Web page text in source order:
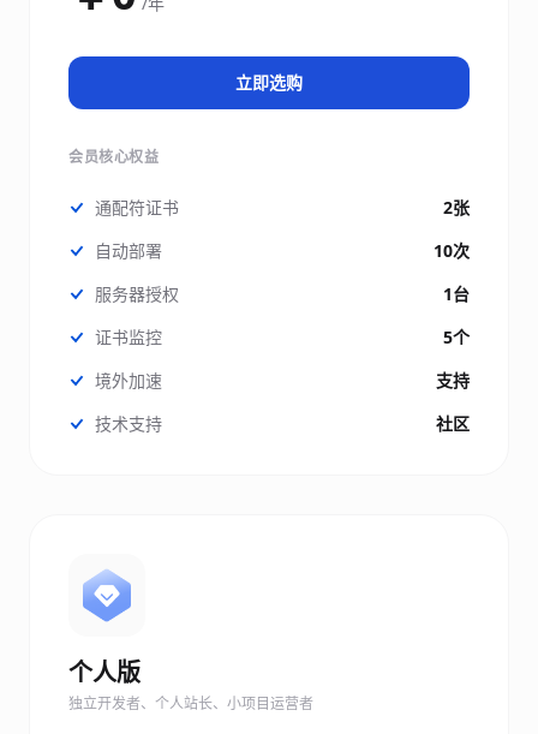
立即选购
会员核心权益
通配符证书
2张
自动部署
10次
服务器授权
1台
证书监控
5个
境外加速
支持
技术支持
社区
个人版
独立开发者、个人站长、小项目运营者